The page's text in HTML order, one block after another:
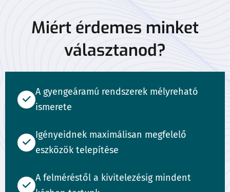
Miért érdemes minket
választanod?
A gyengeáramú rendszerek mélyreható
ismerete
Igényeidnek maximálisan megfelelő
eszközök telepítése
A felméréstől a kivitelezésig mindent